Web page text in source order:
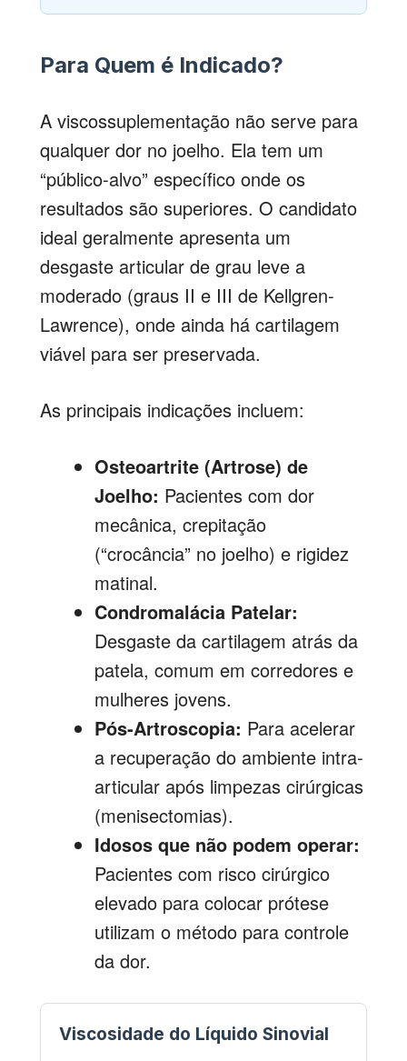
Para Quem é Indicado?
A viscossuplementação não serve para
qualquer dor no joelho. Ela tem um
“público-alvo” específico onde os
resultados são superiores. O candidato
ideal geralmente apresenta um
desgaste articular de grau leve a
moderado (graus II e III de Kellgren-
Lawrence), onde ainda há cartilagem
viável para ser preservada.
As principais indicações incluem:
Osteoartrite (Artrose) de
Joelho: Pacientes com dor
mecânica, crepitação
(“crocância” no joelho) e rigidez
matinal.
Condromalácia Patelar:
Desgaste da cartilagem atrás da
patela, comum em corredores e
mulheres jovens.
Pós-Artroscopia: Para acelerar
a recuperação do ambiente intra-
articular após limpezas cirúrgicas
(menisectomias).
Idosos que não podem operar:
Pacientes com risco cirúrgico
elevado para colocar prótese
utilizam o método para controle
da dor.
Viscosidade do Líquido Sinovial